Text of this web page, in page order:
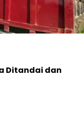
Ditandai dan